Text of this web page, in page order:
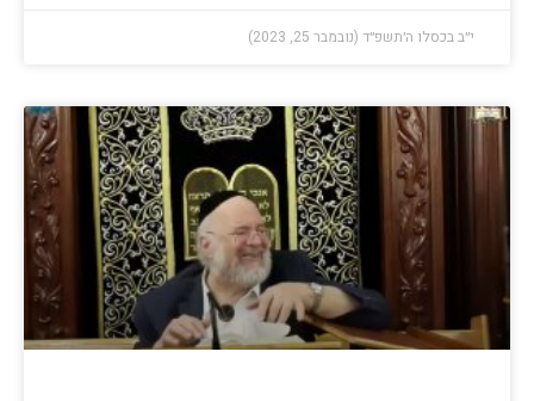
י״ב בכסלו ה׳תשפ״ד (נובמבר 25, 2023)